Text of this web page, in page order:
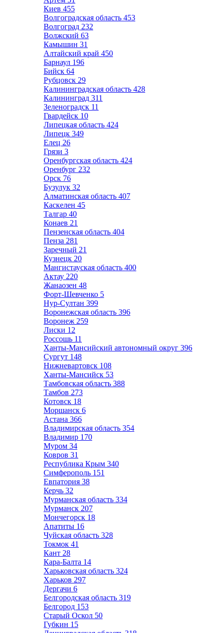
Киев 455
Волгоградская область 453
Волгоград 232
Волжский 63
Камышин 31
Алтайский край 450
Барнаул 196
Бийск 64
Рубцовск 29
Калининградская область 428
Калининград 311
Зеленоградск 11
Гвардейск 10
Липецкая область 424
Липецк 349
Елец 26
Грязи 3
Оренбургская область 424
Оренбург 232
Орск 76
Бузулук 32
Алматинская область 407
Каскелен 45
Талгар 40
Конаев 21
Пензенская область 404
Пенза 281
Заречный 21
Кузнецк 20
Мангистауская область 400
Актау 220
Жанаозен 48
Форт-Шевченко 5
Нур-Султан 399
Воронежская область 396
Воронеж 259
Лиски 12
Россошь 11
Ханты-Мансийский автономный округ 396
Сургут 148
Нижневартовск 108
Ханты-Мансийск 53
Тамбовская область 388
Тамбов 273
Котовск 18
Моршанск 6
Астана 366
Владимирская область 354
Владимир 170
Муром 34
Ковров 31
Республика Крым 340
Симферополь 151
Евпатория 38
Керчь 32
Мурманская область 334
Мурманск 207
Мончегорск 18
Апатиты 16
Чуйская область 328
Токмок 41
Кант 28
Кара-Балта 14
Харьковская область 324
Харьков 297
Дергачи 6
Белгородская область 319
Белгород 153
Старый Оскол 50
Губкин 15